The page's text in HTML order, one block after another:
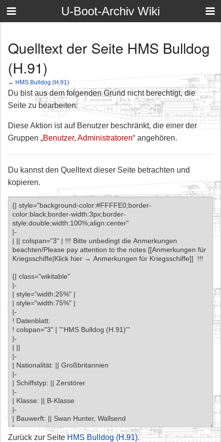
U-Boot-Archiv Wiki
Quelltext der Seite HMS Bulldog
(H.91)
← HMS Bulldog (H.91)
Du bist aus dem folgenden Grund nicht berechtigt, die
Seite zu bearbeiten:
Diese Aktion ist auf Benutzer beschränkt, die einer der
Gruppen „Benutzer, Administratoren“ angehören.
Du kannst den Quelltext dieser Seite betrachten und
kopieren.
Zurück zur Seite HMS Bulldog (H.91).